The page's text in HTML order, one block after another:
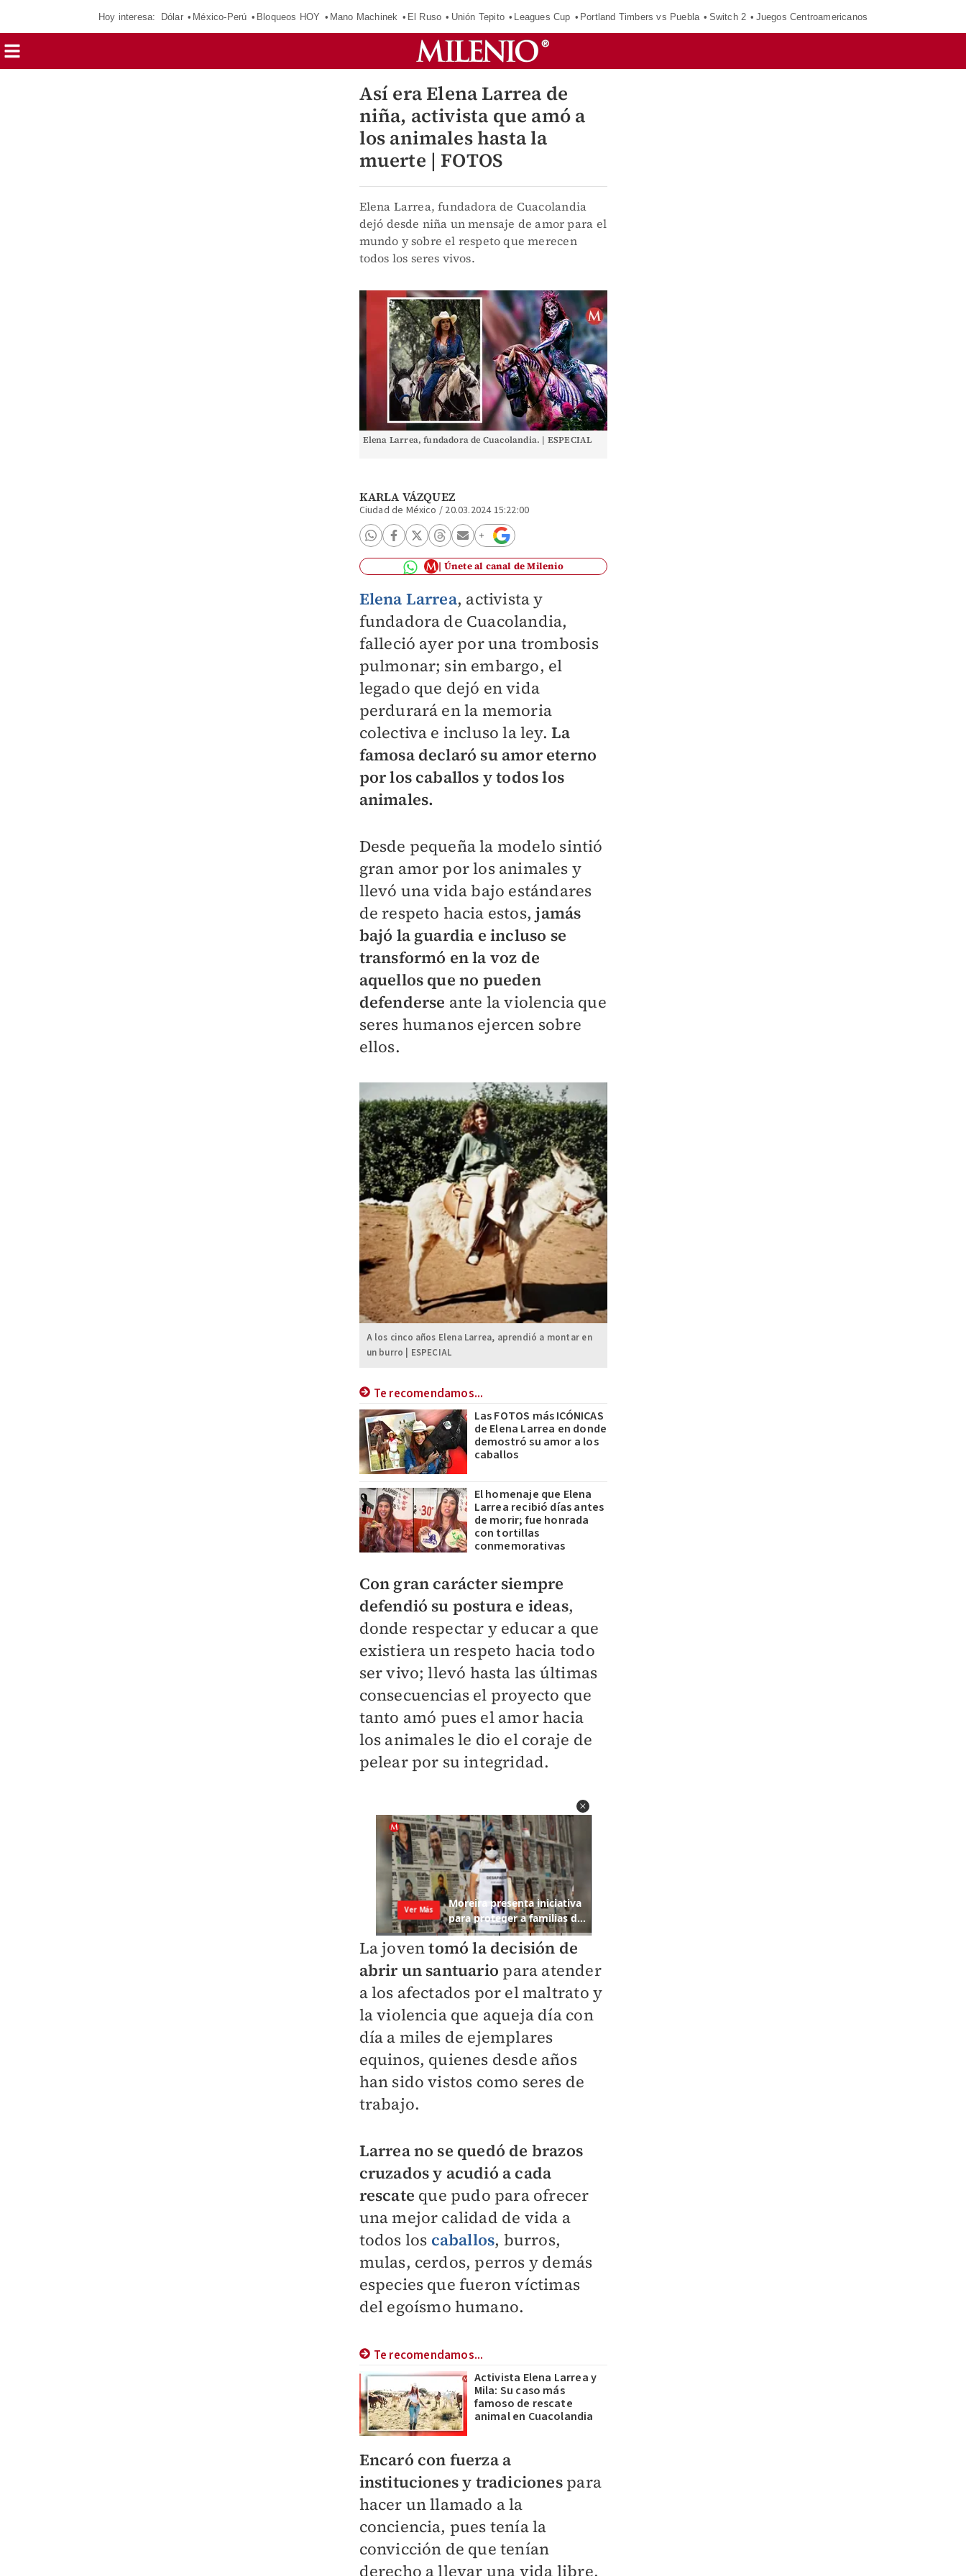
Hoy interesa: Dólar México-Perú Bloqueos HOY Mano Machinek El Ruso Unión Tepito Leagues Cup Portland Timbers vs Puebla Switch 2 Juegos Centroamericanos
Así era Elena Larrea de
niña, activista que amó a
los animales hasta la
muerte | FOTOS
Elena Larrea, fundadora de Cuacolandia
dejó desde niña un mensaje de amor para el
mundo y sobre el respeto que merecen
todos los seres vivos.
Elena Larrea, fundadora de Cuacolandia. | ESPECIAL
KARLA VÁZQUEZ
Ciudad de México / 20.03.2024 15:22:00
Únete al canal de Milenio
Elena Larrea, activista y
fundadora de Cuacolandia,
falleció ayer por una trombosis
pulmonar; sin embargo, el
legado que dejó en vida
perdurará en la memoria
colectiva e incluso la ley.La
famosa declaró su amor eterno
por los caballos y todos los
animales.
Desde pequeña la modelo sintió
gran amor por los animales y
llevó una vida bajo estándares
de respeto hacia estos,jamás
bajó la guardia e incluso se
transformó en la voz de
aquellos que no pueden
defenderse ante la violencia que
seres humanos ejercen sobre
ellos.
A los cinco años Elena Larrea, aprendió a montar en
un burro | ESPECIAL
Te recomendamos...
Las FOTOS más ICÓNICAS
de Elena Larrea en donde
demostró su amor a los
caballos
El homenaje que Elena
Larrea recibió días antes
de morir; fue honrada
con tortillas
conmemorativas
Con gran carácter siempre
defendió su postura e ideas,
donde respectar y educar a que ​
existiera un respeto hacia todo
ser vivo; llevó hasta las últimas
consecuencias el proyecto que
tanto amó pues el amor hacia
los animales le dio el coraje de
pelear por su integridad.
La joventomó la decisión de
abrir un santuario para atender
a los afectados por el maltrato y
la violencia que aqueja día con
día a miles de ejemplares
equinos, quienes desde años
han sido vistos como seres de
trabajo.
Larrea no se quedó de brazos
cruzados y acudió a cada
rescate que pudo para ofrecer
una mejor calidad de vida a
todos los caballos, burros,
mulas, cerdos, perros y demás
especies que fueron víctimas
del egoísmo humano.
Te recomendamos...
Activista Elena Larrea y
Mila: Su caso más
famoso de rescate
animal en Cuacolandia
Encaró con fuerza a
instituciones y tradiciones para
hacer un llamado a la
conciencia, pues tenía la
convicción de que tenían
derecho a llevar una vida libre,